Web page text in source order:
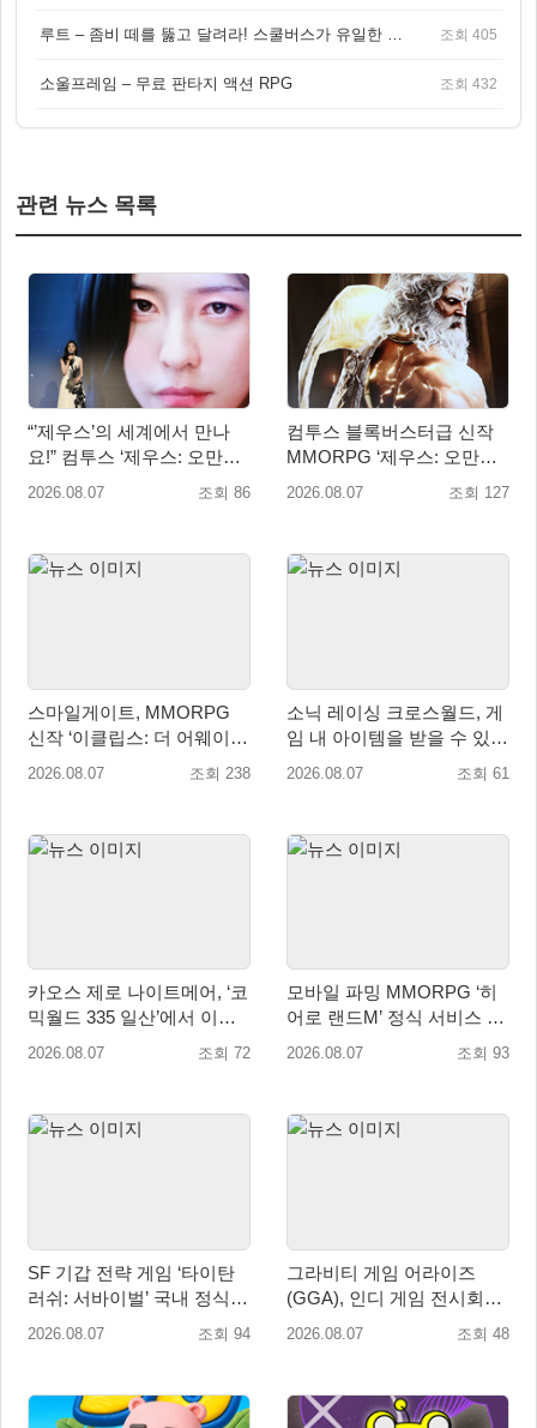
루트 – 좀비 떼를 뚫고 달려라! 스쿨버스가 유일한 집이 되는 4인 협동 생존 게임 조회 405
소울프레임 – 무료 판타지 액션 RPG 조회 432
관련 뉴스 목록
“’제우스’의 세계에서 만나
요!” 컴투스 ‘제우스: 오만의
신’ 쇼케이스 찾은 배우 박지
2026.08.07 조회 86
컴투스 블록버스터급 신작
MMORPG ‘제우스: 오만의
신’, 8월 26일 출시!
2026.08.07 조회 127
스마일게이트, MMORPG
신작 ‘이클립스: 더 어웨이크
닝’ 9월 10일 론칭!
2026.08.07 조회 238
소닉 레이싱 크로스월드, 게
임 내 아이템을 받을 수 있는
‘레전드 대회 라운드 7’ 개최!
2026.08.07 조회 61
카오스 제로 나이트메어, ‘코
믹월드 335 일산’에서 이용
자 소통 예고
2026.08.07 조회 72
모바일 파밍 MMORPG ‘히
어로 랜드M’ 정식 서비스 돌
입
2026.08.07 조회 93
SF 기갑 전략 게임 ‘타이탄
러쉬: 서바이벌’ 국내 정식
출시
2026.08.07 조회 94
그라비티 게임 어라이즈
(GGA), 인디 게임 전시회
‘도쿄 게임 던전 13’ 참가!
2026.08.07 조회 48